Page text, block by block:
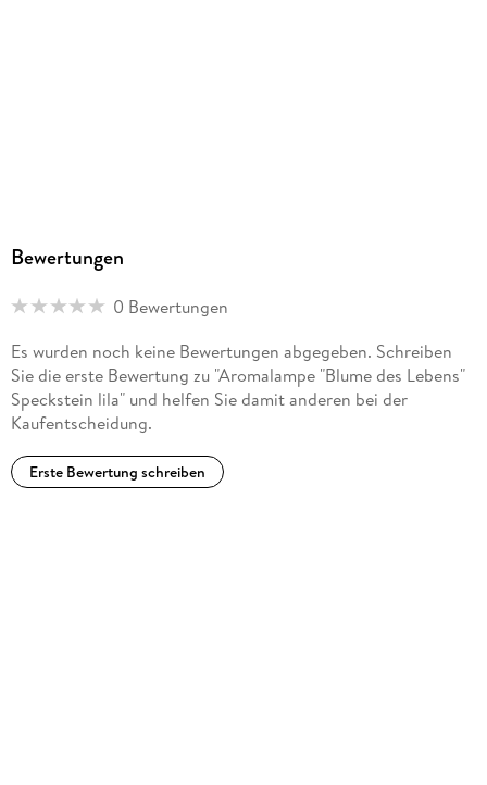
Bewertungen
0 Bewertungen
Es wurden noch keine Bewertungen abgegeben. Schreiben
Sie die erste Bewertung zu "Aromalampe "Blume des Lebens"
Speckstein lila" und helfen Sie damit anderen bei der
Kaufentscheidung.
Erste Bewertung schreiben